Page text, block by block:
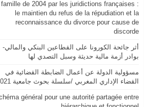
famille de 2004 par les juridictions françaises :
le maintien du refus de la répudiation et la
reconnaissance du divorce pour cause de
discorde
أثر جائحة الكورونا على القطاعين البنكي والمالي-
بوادر أزمة مالية حديثة وسبل التصدي لها
مسؤولية الدولة عن أعمال الضابطة القضائية في
القضاء الإداري المغربي /سلسلة بحوث جامعية 2021
général pour une autorité partagée entre